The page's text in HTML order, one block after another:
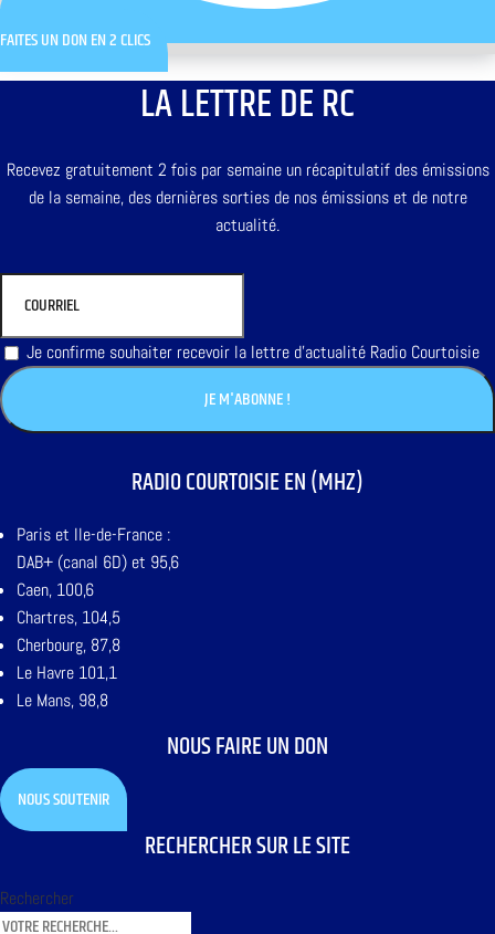
FAITES UN DON EN 2 CLICS
LA LETTRE DE RC
Recevez gratuitement 2 fois par semaine un récapitulatif des émissions
de la semaine, des dernières sorties de nos émissions et de notre
actualité.
Je confirme souhaiter recevoir la lettre d'actualité Radio Courtoisie
RADIO COURTOISIE EN (MHZ)
Paris et Ile-de-France :
DAB+ (canal 6D) et 95,6
Caen, 100,6
Chartres, 104,5
Cherbourg, 87,8
Le Havre 101,1
Le Mans, 98,8
NOUS FAIRE UN DON
NOUS SOUTENIR
RECHERCHER SUR LE SITE
Rechercher